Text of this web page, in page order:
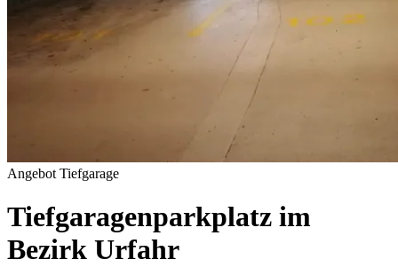
Angebot Tiefgarage
Tiefgaragenparkplatz im
Bezirk Urfahr